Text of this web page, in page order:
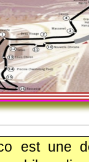
est une